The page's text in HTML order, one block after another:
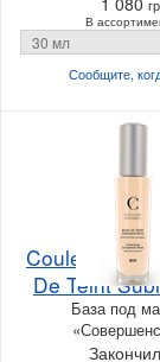
В
Сообщите,
Couleur
De Teint
База под